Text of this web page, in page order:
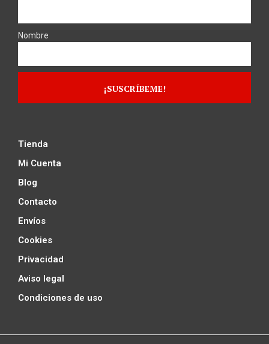
Nombre
Tienda
Mi Cuenta
Blog
Contacto
Envíos
Cookies
Privacidad
Aviso legal
Condiciones de uso